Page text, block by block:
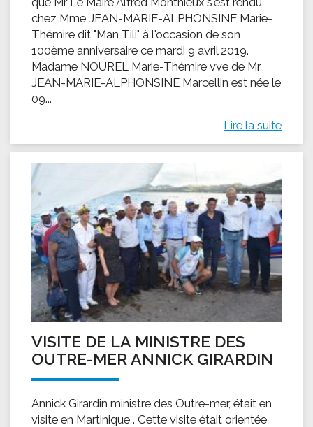
chez Mme JEAN-MARIE-ALPHONSINE Marie-
Thémire dit "Man Tili" à l'occasion de son
100ème anniversaire ce mardi 9 avril 2019.
Madame NOUREL Marie-Thémire vve de Mr
JEAN-MARIE-ALPHONSINE Marcellin est née le
09...
Lire la suite
VISITE DE LA MINISTRE DES
OUTRE-MER ANNICK GIRARDIN
Annick Girardin ministre des Outre-mer, était en
visite en Martinique . Cette visite était orientée